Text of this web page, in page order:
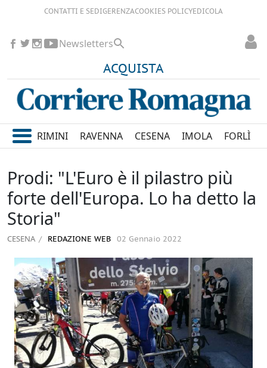
CONTATTI E SEDIGERENZACOOKIES POLICYEDICOLA
ACQUISTA
Newsletters
RIMINI RAVENNA CESENA IMOLA FORLÌ
Prodi: "L'Euro è il pilastro più
forte dell'Europa. Lo ha detto la
Storia"
CESENA REDAZIONE WEB 02 Gennaio 2022